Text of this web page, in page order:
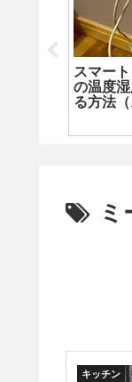
分解調
湿度計
探す（
ミ
キッチン